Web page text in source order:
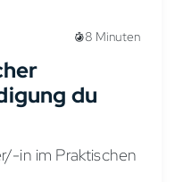
8 Minuten
du
in im Praktischen